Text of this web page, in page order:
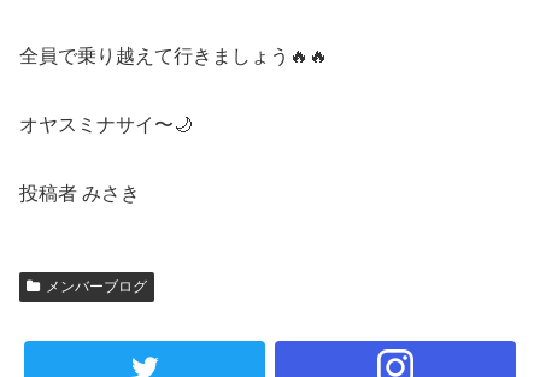
全員で乗り越えて行きましょう🔥🔥
オヤスミナサイ〜🌙
投稿者 みさき
メンバーブログ